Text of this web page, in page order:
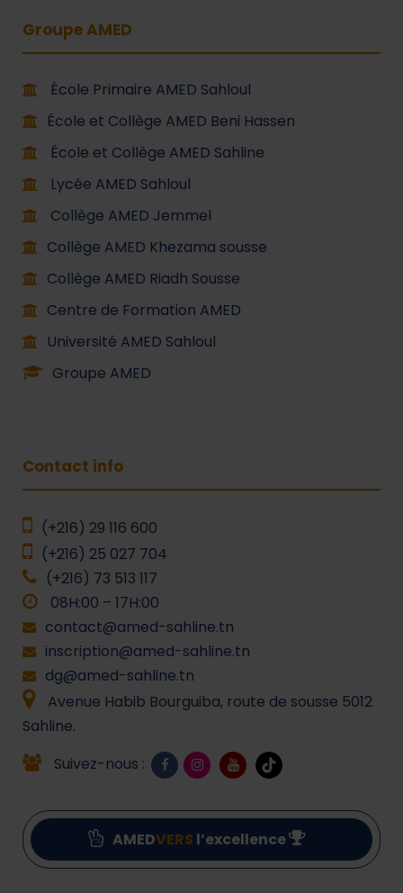
Groupe AMED
École Primaire AMED Sahloul
École et Collège AMED Beni Hassen
École et Collège AMED Sahline
Lycée AMED Sahloul
Collège AMED Jemmel
Collège AMED Khezama sousse
Collège AMED Riadh Sousse
Centre de Formation AMED
Université AMED Sahloul
Groupe AMED
Contact info
(+216) 29 116 600
(+216) 25 027 704
(+216) 73 513 117
08H:00 – 17H:00
contact@amed-sahline.tn
inscription@amed-sahline.tn
dg@amed-sahline.tn
Avenue Habib Bourguiba, route de sousse 5012
Sahline.
Suivez-nous :
AMEDVERS l’excellence